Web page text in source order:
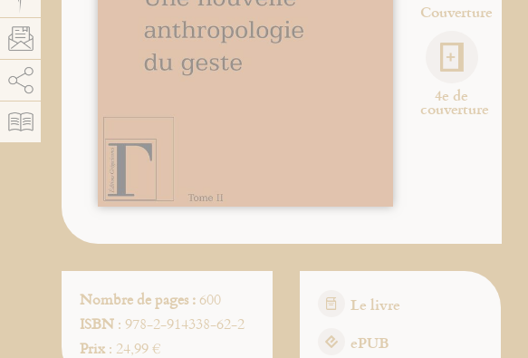
Couverture
4e de
couverture
Nombre de pages :600
ISBN: 978-2-914338-62-2
Prix: 24,99 €
Le livre
ePUB
Autoriser